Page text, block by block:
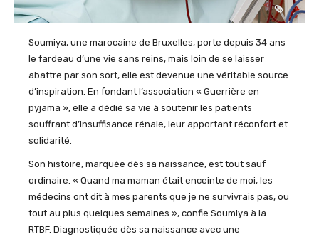
Soumiya, une marocaine de Bruxelles, porte depuis 34 ans
le fardeau d’une vie sans reins, mais loin de se laisser
abattre par son sort, elle est devenue une véritable source
d’inspiration. En fondant l’association « Guerrière en
pyjama », elle a dédié sa vie à soutenir les patients
souffrant d’insuffisance rénale, leur apportant réconfort et
solidarité.
Son histoire, marquée dès sa naissance, est tout sauf
ordinaire. « Quand ma maman était enceinte de moi, les
médecins ont dit à mes parents que je ne survivrais pas, ou
tout au plus quelques semaines », confie Soumiya à la
RTBF. Diagnostiquée dès sa naissance avec une